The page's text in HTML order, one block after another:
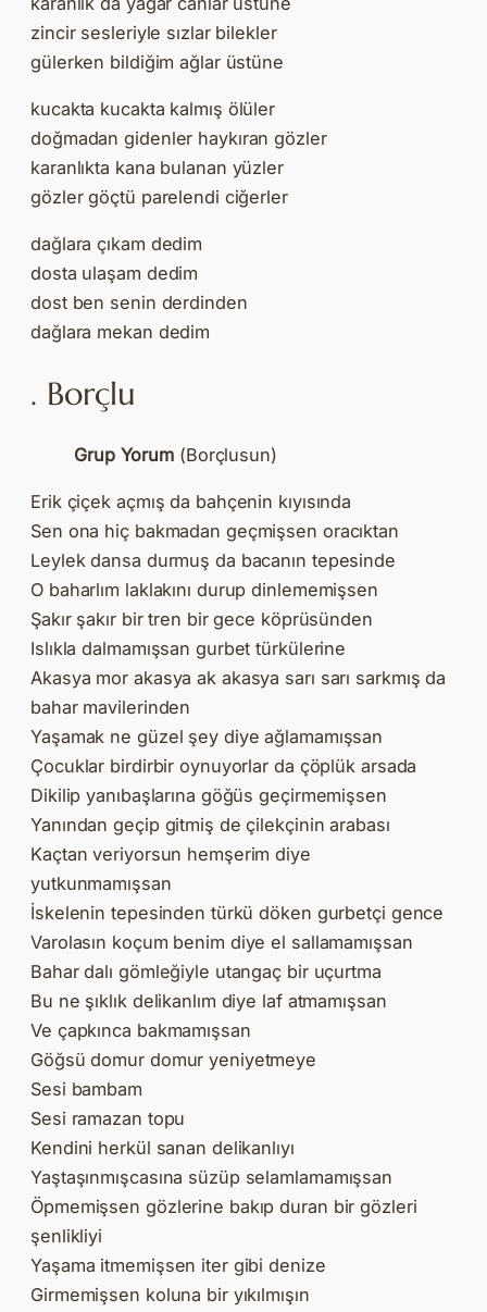
zincir sesleriyle sızlar bilekler
gülerken bildiğim ağlar üstüne
kucakta kucakta kalmış ölüler
doğmadan gidenler haykıran gözler
karanlıkta kana bulanan yüzler
gözler göçtü parelendi ciğerler
dağlara çıkam dedim
dosta ulaşam dedim
dost ben senin derdinden
dağlara mekan dedim
. Borçlu
Grup Yorum (Borçlusun)
Erik çiçek açmış da bahçenin kıyısında
Sen ona hiç bakmadan geçmişsen oracıktan
Leylek dansa durmuş da bacanın tepesinde
O baharlım laklakını durup dinlememişsen
Şakır şakır bir tren bir gece köprüsünden
Islıkla dalmamışsan gurbet türkülerine
Akasya mor akasya ak akasya sarı sarı sarkmış da
bahar mavilerinden
Yaşamak ne güzel şey diye ağlamamışsan
Çocuklar birdirbir oynuyorlar da çöplük arsada
Dikilip yanıbaşlarına göğüs geçirmemişsen
Yanından geçip gitmiş de çilekçinin arabası
Kaçtan veriyorsun hemşerim diye
yutkunmamışsan
İskelenin tepesinden türkü döken gurbetçi gence
Varolasın koçum benim diye el sallamamışsan
Bahar dalı gömleğiyle utangaç bir uçurtma
Bu ne şıklık delikanlım diye laf atmamışsan
Ve çapkınca bakmamışsan
Göğsü domur domur yeniyetmeye
Sesi bambam
Sesi ramazan topu
Kendini herkül sanan delikanlıyı
Yaştaşınmışcasına süzüp selamlamamışsan
Öpmemişsen gözlerine bakıp duran bir gözleri
şenlikliyi
Yaşama itmemişsen iter gibi denize
Girmemişsen koluna bir yıkılmışın